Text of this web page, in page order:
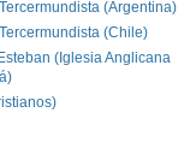
(Argentina)
(Chile)
(Iglesia Anglicana